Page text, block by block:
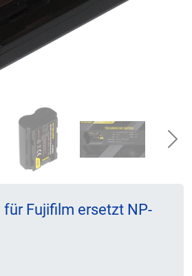
für Fujifilm ersetzt NP-